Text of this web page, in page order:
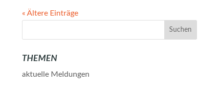
« Ältere Einträge
THEMEN
aktuelle Meldungen